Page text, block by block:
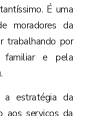
É uma
moradores da
trabalhando por
familiar e pela
estratégia da